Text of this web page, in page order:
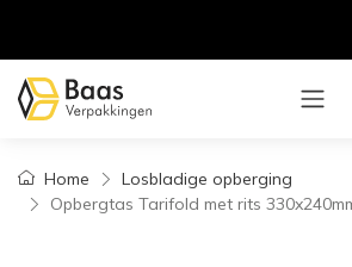
Home
Losbladige opberging
Opbergtas Tarifold met rits